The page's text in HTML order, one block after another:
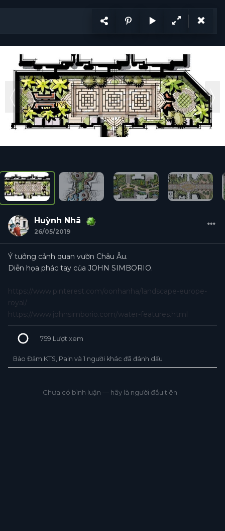
VI
Ý tưởng
Ý tưởng Hỏi đáp Tổ chức Cá nhân Năng lực Tuyển
Huỳnh Nhã
26/05/2019
Ý tưởng cảnh quan vườn Châu Âu.
Diễn họa phác tay của JOHN SIMBORIO.
https://www.pinterest.com/oonhanha/landscape-europe-
royal/
https://www.johnsimborio.com/water-features.html
759 Lượt xem
Bảo Đảm.KTS, Pain và 1 người khác đã đánh dấu